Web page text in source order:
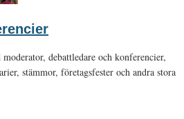
debattledare och konferencier,
stämmor, företagsfester och andra stora